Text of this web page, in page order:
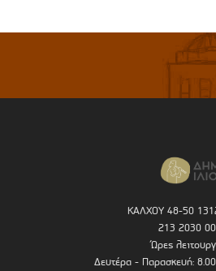
ΚΑΛΧΟΥ 48-50
213 2030
Ώρες
Δευτέρα - Παρασκευή: